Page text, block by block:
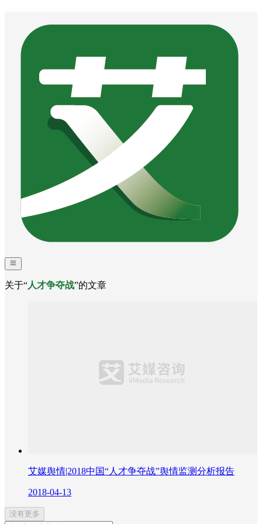
关于“人才争夺战”的文章
艾媒舆情|2018中国“人才争夺战”舆情监测分析报告
2018-04-13
没有更多